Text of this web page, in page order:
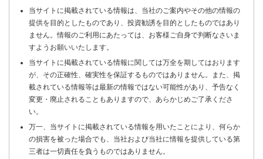
当サイトに掲載されている情報は、当社のご案内やその他の情報の
提供を目的としたものであり、投資勧誘を目的としたものではあり
ません。情報のご利用にあたっては、お客様ご自身で判断なさいま
すようお願いいたします。
当サイトに掲載されている情報に関しては万全を期してはおります
が、その正確性、確実性を保証するものではありません。また、掲
載されている情報等は最新の情報ではない可能性があり、予告なく
変更・廃止されることもありますので、あらかじめご了承くださ
い。
万一、当サイトに掲載されている情報を用いたことにより、何らか
の損害を被った場合でも、当社および当社に情報を提供している第
三者は一切責任を負うものではありません。